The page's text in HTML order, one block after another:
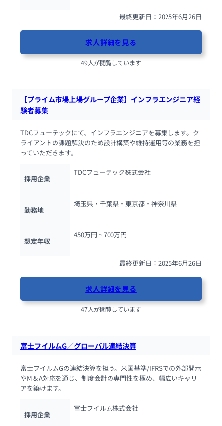
最終更新日：2025年6月26日
求人詳細を見る
49人が閲覧しています
【プライム市場上場グループ企業】インフラエンジニア経
験者募集
TDCフューテックにて、インフラエンジニアを募集します。ク
ライアントの課題解決のため設計構築や維持運用等の業務を担
っていただきます。
採用企業
TDCフューテック株式会社
勤務地
埼玉県・千葉県・東京都・神奈川県
想定年収
450万円 ~ 700万円
最終更新日：2025年6月26日
求人詳細を見る
47人が閲覧しています
富士フイルムG／グローバル連結決算
富士フイルムGの連結決算を担う。米国基準/IFRSでの外部開示
やM＆A対応を通じ、制度会計の専門性を極め、幅広いキャリ
アを築けます。
採用企業
富士フイルム株式会社